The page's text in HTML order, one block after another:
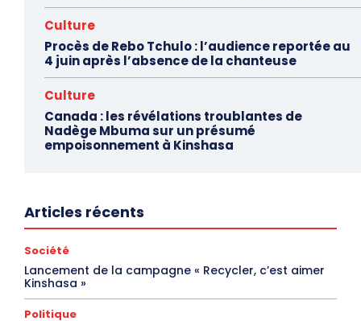
Culture
Procès de Rebo Tchulo : l’audience reportée au
4 juin après l’absence de la chanteuse
Culture
Canada : les révélations troublantes de
Nadège Mbuma sur un présumé
empoisonnement à Kinshasa
Articles récents
Société
Lancement de la campagne « Recycler, c’est aimer
Kinshasa »
Politique